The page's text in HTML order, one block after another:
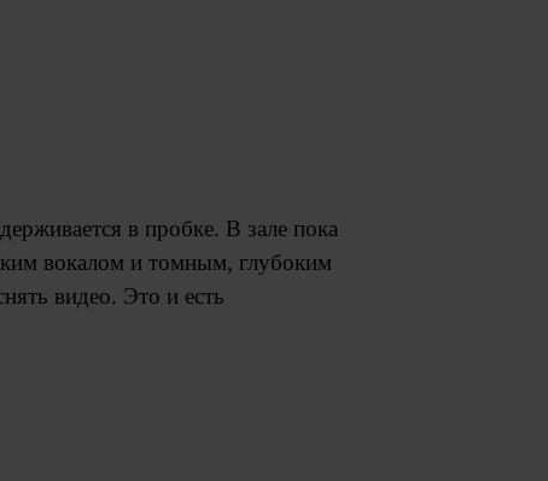
в пробке. В зале пока
вокалом и томным, глубоким
видео. Это и есть